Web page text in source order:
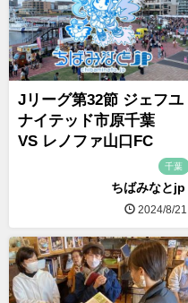
Jリーグ第32節 ジェフユ
ナイテッド市原千葉
VS レノファ山口FC
千葉
ちばみなとjp
2024/8/21